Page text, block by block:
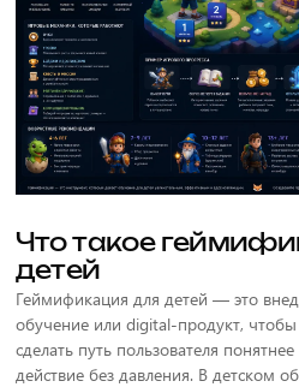
Что такое
детей
Геймификация для детей — это
обучение или digital-продукт,
сделать путь пользователя
действие без давления. В детском